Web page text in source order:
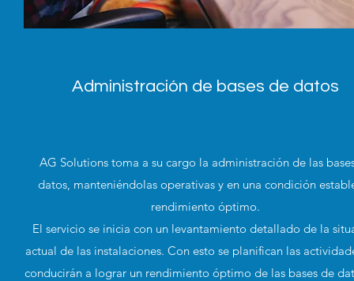
Administración de bases de datos
AG Solutions toma a su cargo la administración de las
datos, manteniéndolas operativas y en una condición
rendimiento óptimo.
El servicio se inicia con un levantamiento detallado de la
actual de las instalaciones. Con esto se planifican las
conducirán a lograr un rendimiento óptimo de las bases de